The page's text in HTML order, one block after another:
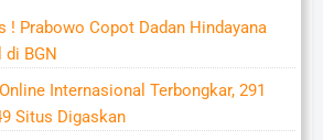
! Prabowo Copot Dadan Hindayana
di BGN
Internasional Terbongkar, 291
Situs Digaskan